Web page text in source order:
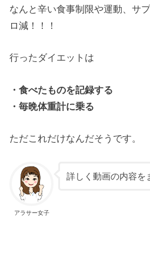
なんと辛い食事制限や運動、サ
ロ減！！！
行ったダイエットは
・食べたものを記録する
・毎晩体重計に乗る
ただこれだけなんだそうです。
アラサー女子
詳しく動画の内容を